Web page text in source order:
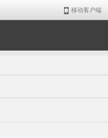
移动客户端